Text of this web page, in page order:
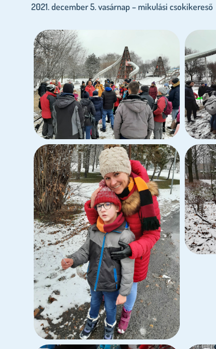
2021. december 5. vasárnap – mikulási csokikereső